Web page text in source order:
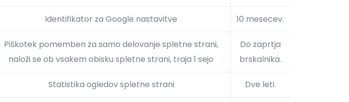
Identifikator za Google nastavitve 10 mesecev.
Piškotek pomemben za samo delovanje spletne strani,
naloži se ob vsakem obisku spletne strani, traja 1 sejo
Do zaprtja
brskalnika.
Statistika ogledov spletne strani Dve leti.